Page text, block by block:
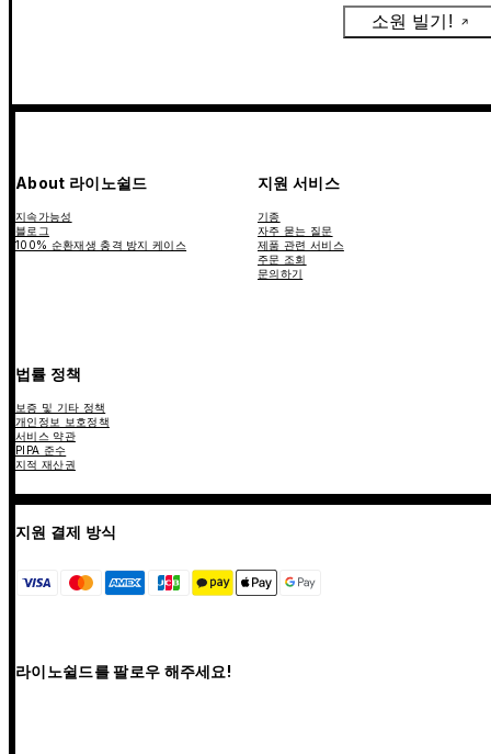
소원 빌기!
About 라이노쉴드
지속가능성
블로그
100% 순환재생 충격 방지 케이스
지원 서비스
기종
자주 묻는 질문
제품 관련 서비스
주문 조회
문의하기
법률 정책
보증 및 기타 정책
개인정보 보호정책
서비스 약관
PIPA 준수
지적 재산권
지원 결제 방식
라이노쉴드를 팔로우 해주세요!